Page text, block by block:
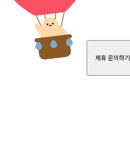
제휴 문의하기